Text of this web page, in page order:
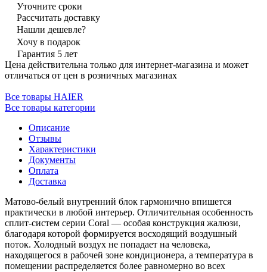
Уточните сроки
Рассчитать доставку
Нашли дешевле?
Хочу в подарок
Гарантия 5 лет
Цена действительна только для интернет-магазина и может
отличаться от цен в розничных магазинах
Все товары HAIER
Все товары категории
Описание
Отзывы
Характеристики
Документы
Оплата
Доставка
Матово-белый внутренний блок гармонично впишется
практически в любой интерьер. Отличительная особенность
сплит-систем серии Coral — особая конструкция жалюзи,
благодаря которой формируется восходящий воздушный
поток. Холодный воздух не попадает на человека,
находящегося в рабочей зоне кондиционера, а температура в
помещении распределяется более равномерно во всех